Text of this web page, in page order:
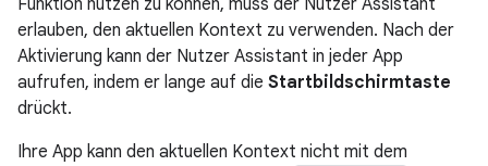
Funktion nutzen zu können, muss der Nutzer Assistant
erlauben, den aktuellen Kontext zu verwenden. Nach der
Aktivierung kann der Nutzer Assistant in jeder App
aufrufen, indem er lange auf die Startbildschirmtaste
drückt.
Ihre App kann den aktuellen Kontext nicht mit dem